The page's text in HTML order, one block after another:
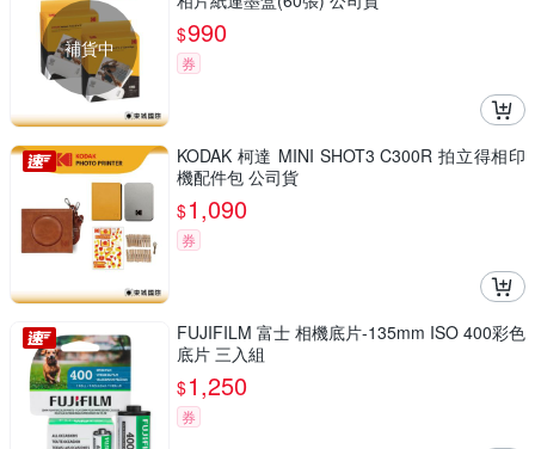
補貨中
$990
券
KODAK 柯達 MINI SHOT3 C300R 拍立得相印
機配件包 公司貨
$1,090
券
FUJIFILM 富士 相機底片-135mm ISO 400彩色
底片 三入組
$1,250
券